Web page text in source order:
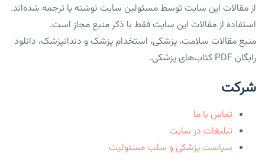
از مقالات این سایت توسط مسئولین سایت نوشته یا ترجمه شده‌اند.
استفاده از مقالات این سایت فقط با ذکر منبع مجاز است.
منبع مقالات سلامت، پزشکی، استخدام پزشک و دندانپزشک، دانلود
رایگان PDF کتاب‌های پزشکی.
شرکت
تماس با ما
تبلیغات در سایت
سیاست پزشکی و سلب مسئولیت